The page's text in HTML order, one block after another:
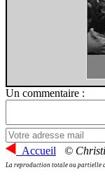
Un commentaire :
Accueil ©
La reproduction totale ou partielle